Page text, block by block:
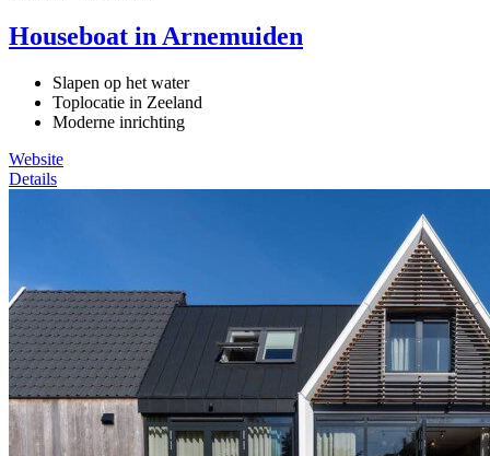
Houseboat in Arnemuiden
Slapen op het water
Toplocatie in Zeeland
Moderne inrichting
Website
Details